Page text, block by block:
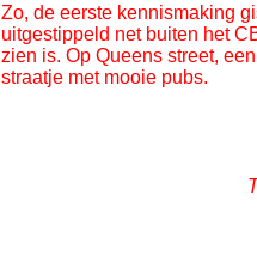
Zo, de eerste kennismaking
uitgestippeld net buiten het
zien is. Op Queens street,
straatje met mooie pubs.